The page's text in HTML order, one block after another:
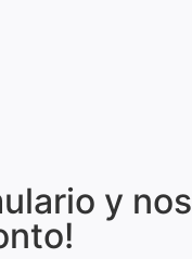
y nos